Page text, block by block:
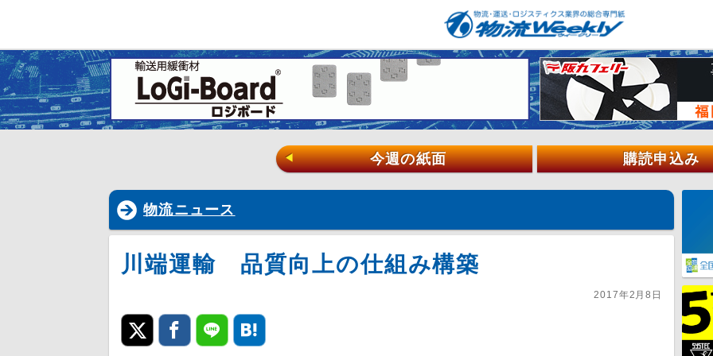
◀ 今週の紙面 購読申込み
物流ニュース
川端運輸 品質向上の仕組み構築
2017年2月8日